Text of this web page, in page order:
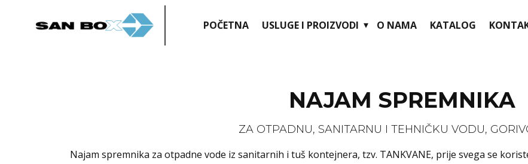
POČETNA
USLUGE I PROIZVODI O NAMA KATALOG
NAJAM SPREMNIKA
ZA OTPADNU, SANITARNU I TEHNIČKU VODU,
Najam spremnika za otpadne vode iz sanitarnih i tuš kontejnera, tzv. TANKVANE, prije svega se